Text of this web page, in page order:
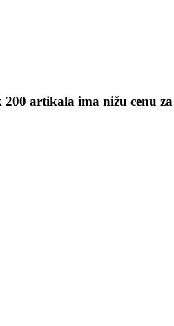
artikala ima nižu cenu